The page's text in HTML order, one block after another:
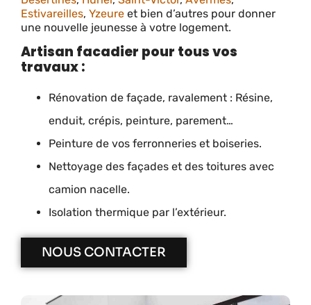
Estivareilles, Yzeure et bien d’autres pour donner
une nouvelle jeunesse à votre logement.
Artisan facadier pour tous vos
travaux :
Rénovation de façade, ravalement : Résine,
enduit, crépis, peinture, parement…
Peinture de vos ferronneries et boiseries.
Nettoyage des façades et des toitures avec
camion nacelle.
Isolation thermique par l’extérieur.
NOUS CONTACTER